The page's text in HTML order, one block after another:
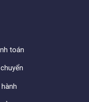
phẩm NEC của Nhật
Lan hoặc Trung Quốc.
tổng đài NEC khác
toán